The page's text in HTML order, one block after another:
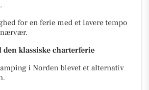
for en ferie med et lavere tempo
klassiske charterferie
i Norden blevet et alternativ